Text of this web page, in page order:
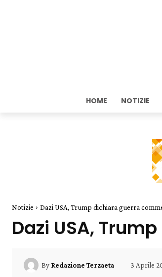
HOME NOTIZIE
Notizie Dazi USA, Trump dichiara guerra
Dazi USA,
By Redazione Terzaeta 3 Aprile